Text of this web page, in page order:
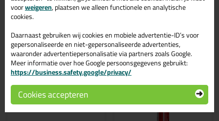
Wil je meer weten over de toepassing en kenmerken van dit
product?
Gerelateerde producten
voorweigeren, plaatsen we alleen functionele en analytische
cookies.
Daarnaast gebruiken wij cookies en mobiele advertentie-ID’s voor
gepersonaliseerde en niet-gepersonaliseerde advertenties,
waaronder advertentiepersonalisatie via partners zoals Google.
Meer informatie over hoe Google persoonsgegevens gebruikt:
https://business.safety.google/privacy/
Cookies accepteren